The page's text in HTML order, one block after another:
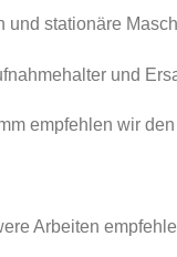
und stationäre
und
empfehlen wir
Arbeiten